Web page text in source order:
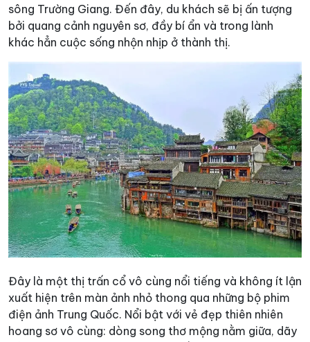
sông Trường Giang. Đến đây, du khách sẽ bị ấn tượng
bởi quang cảnh nguyên sơ, đầy bí ẩn và trong lành
khác hẳn cuộc sống nhộn nhịp ở thành thị.
Đây là một thị trấn cổ vô cùng nổi tiếng và không ít lận
xuất hiện trên màn ảnh nhỏ thong qua những bộ phim
điện ảnh Trung Quốc. Nổi bật với vẻ đẹp thiên nhiên
hoang sơ vô cùng: dòng song thơ mộng nằm giữa, dãy